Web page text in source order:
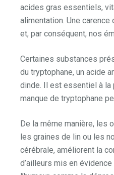
acides gras essentiels,
alimentation. Une
et, par conséquent, nos
Certaines substances
du tryptophane, un acide
dinde. Il est essentiel à la
manque de tryptophane
De la même manière, les
les graines de lin ou les
cérébrale, améliorent la
d’ailleurs mis en